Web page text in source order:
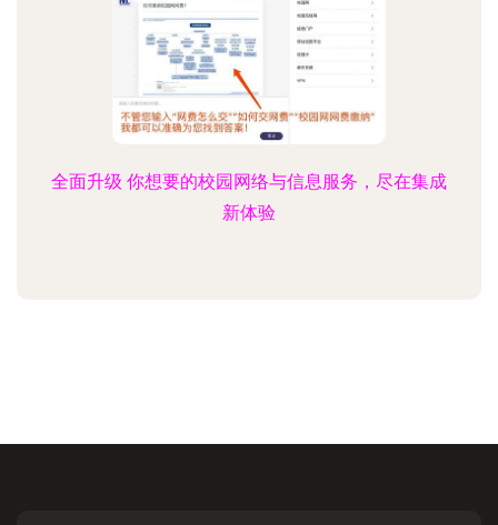
全面升级 你想要的校园网络与信息服务，尽在集成
新体验